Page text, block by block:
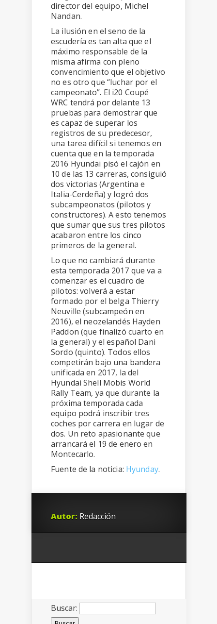
director del equipo, Michel
Nandan.
La ilusión en el seno de la
escudería es tan alta que el
máximo responsable de la
misma afirma con pleno
convencimiento que el objetivo
no es otro que “luchar por el
campeonato”. El i20 Coupé
WRC tendrá por delante 13
pruebas para demostrar que
es capaz de superar los
registros de su predecesor,
una tarea difícil si tenemos en
cuenta que en la temporada
2016 Hyundai pisó el cajón en
10 de las 13 carreras, consiguió
dos victorias (Argentina e
Italia-Cerdeña) y logró dos
subcampeonatos (pilotos y
constructores). A esto tenemos
que sumar que sus tres pilotos
acabaron entre los cinco
primeros de la general.
Lo que no cambiará durante
esta temporada 2017 que va a
comenzar es el cuadro de
pilotos: volverá a estar
formado por el belga Thierry
Neuville (subcampeón en
2016), el neozelandés Hayden
Paddon (que finalizó cuarto en
la general) y el español Dani
Sordo (quinto). Todos ellos
competirán bajo una bandera
unificada en 2017, la del
Hyundai Shell Mobis World
Rally Team, ya que durante la
próxima temporada cada
equipo podrá inscribir tres
coches por carrera en lugar de
dos. Un reto apasionante que
arrancará el 19 de enero en
Montecarlo.
Fuente de la noticia: Hyunday.
Autor: Redacción
Buscar: